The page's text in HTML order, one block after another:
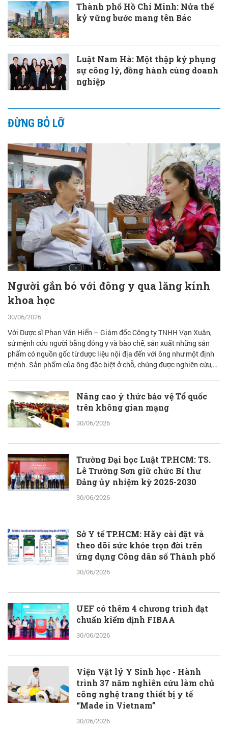
Thành phố Hồ Chí Minh: Nửa thế
kỷ vững bước mang tên Bác
Luật Nam Hà: Một thập kỷ phụng
sự công lý, đồng hành cùng doanh
nghiệp
ĐỪNG BỎ LỠ
Người gắn bó với đông y qua lăng kính
khoa học
30/06/2026
Với Dược sĩ Phan Văn Hiển – Giám đốc Công ty TNHH Vạn Xuân,
sứ mệnh cứu người bằng đông y và bào chế, sản xuất những sản
phẩm có nguồn gốc từ dược liệu nội địa đến với ông như một định
mệnh. Sản phẩm của ông đặc biệt ở chỗ, chúng được nghiên cứu,
Nâng cao ý thức bảo vệ Tổ quốc
trên không gian mạng
30/06/2026
Trường Đại học Luật TP.HCM: TS.
Lê Trường Sơn giữ chức Bí thư
Đảng ủy nhiệm kỳ 2025-2030
30/06/2026
Sở Y tế TP.HCM: Hãy cài đặt và
theo dõi sức khỏe trọn đời trên
ứng dụng Công dân số Thành phố
30/06/2026
UEF có thêm 4 chương trình đạt
chuẩn kiểm định FIBAA
30/06/2026
Viện Vật lý Y Sinh học - Hành
trình 37 năm nghiên cứu làm chủ
công nghệ trang thiết bị y tế
“Made in Vietnam”
30/06/2026